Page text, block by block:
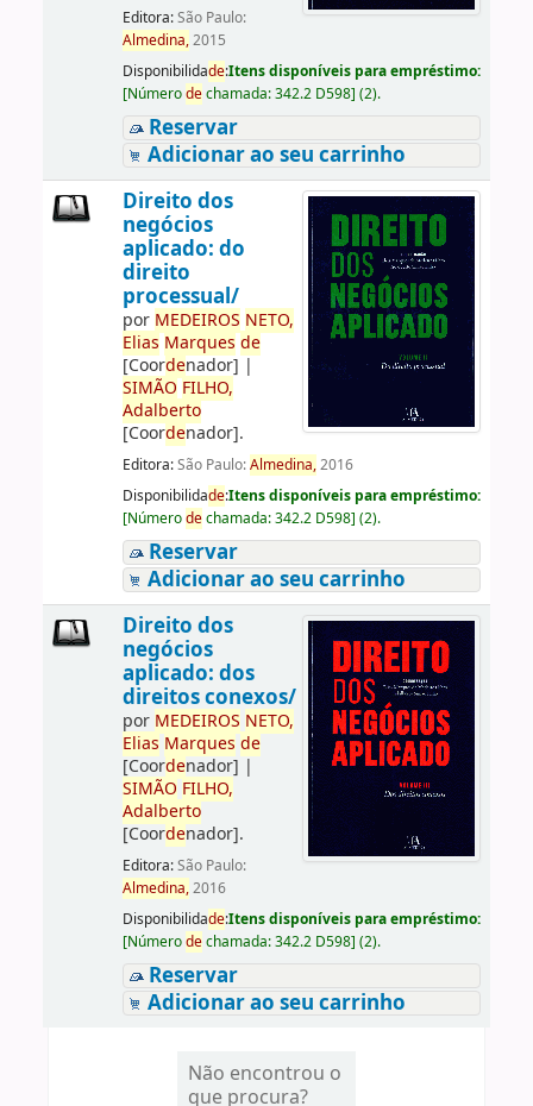
Editora:São Paulo:
Almedina,2015
Disponibilidade:Itens disponíveis para empréstimo:
[Númerodechamada:342.2 D598] (2).
Reservar
Adicionar ao seu carrinho
Direito dos
negócios
aplicado: do
direito
processual/
por MEDEIROS NETO,
Elias Marques de
[Coordenador] |
SIMÃO FILHO,
Adalberto
[Coordenador].
Editora:São Paulo:Almedina,2016
Disponibilidade:Itens disponíveis para empréstimo:
[Númerodechamada:342.2 D598] (2).
Reservar
Adicionar ao seu carrinho
Direito dos
negócios
aplicado: dos
direitos conexos/
por MEDEIROS NETO,
Elias Marques de
[Coordenador] |
SIMÃO FILHO,
Adalberto
[Coordenador].
Editora:São Paulo:
Almedina,2016
Disponibilidade:Itens disponíveis para empréstimo:
[Númerodechamada:342.2 D598] (2).
Reservar
Adicionar ao seu carrinho
Não encontrou o
que procura?